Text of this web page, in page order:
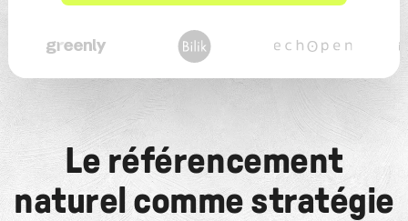
Le référencement
naturel comme stratégie